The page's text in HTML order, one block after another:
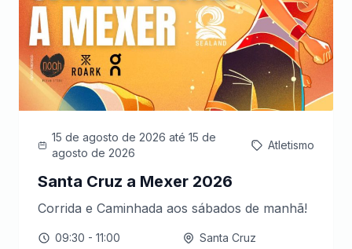
15 de agosto de 2026 até 15 de
agosto de 2026
Atletismo
Santa Cruz a Mexer 2026
Corrida e Caminhada aos sábados de manhã!
09:30 - 11:00 Santa Cruz